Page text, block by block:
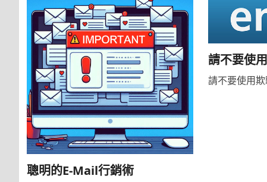
聰明的E-Mail行銷術
請不要使
請不要使用